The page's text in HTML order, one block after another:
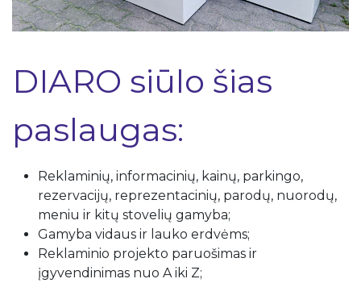
DIARO siūlo šias
paslaugas:
Reklaminių, informacinių, kainų, parkingo,
rezervacijų, reprezentacinių, parodų, nuorodų,
meniu ir kitų stovelių gamyba;
Gamyba vidaus ir lauko erdvėms;
Reklaminio projekto paruošimas ir
įgyvendinimas nuo A iki Z;